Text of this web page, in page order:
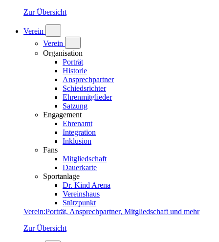
Zur Übersicht
Verein
Verein
Organisation
Porträt
Historie
Ansprechpartner
Schiedsrichter
Ehrenmitglieder
Satzung
Engagement
Ehrenamt
Integration
Inklusion
Fans
Mitgliedschaft
Dauerkarte
Sportanlage
Dr. Kind Arena
Vereinshaus
Stützpunkt
Verein:Porträt, Ansprechpartner, Mitgliedschaft und mehr
Zur Übersicht